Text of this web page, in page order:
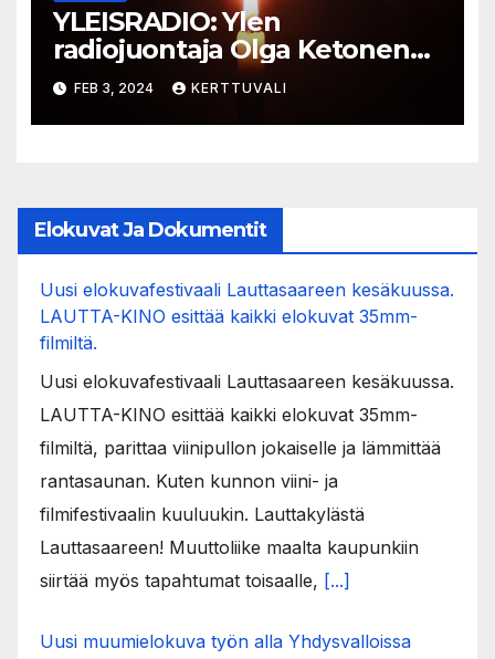
YLEISRADIO: Ylen
radiojuontaja Olga Ketonen
on kuollut
FEB 3, 2024 KERTTUVALI
Elokuvat Ja Dokumentit
Uusi elokuvafestivaali Lauttasaareen kesäkuussa.
LAUTTA-KINO esittää kaikki elokuvat 35mm-
filmiltä.
Uusi elokuvafestivaali Lauttasaareen kesäkuussa.
LAUTTA-KINO esittää kaikki elokuvat 35mm-
filmiltä, parittaa viinipullon jokaiselle ja lämmittää
rantasaunan. Kuten kunnon viini- ja
filmifestivaalin kuuluukin. Lauttakylästä
Lauttasaareen! Muuttoliike maalta kaupunkiin
siirtää myös tapahtumat toisaalle, [...]
Uusi muumielokuva työn alla Yhdysvalloissa